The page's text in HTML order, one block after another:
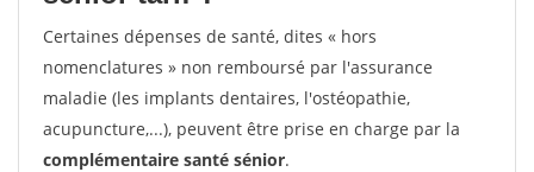
Certaines dépenses de santé, dites « hors
nomenclatures » non remboursé par l'assurance
maladie (les implants dentaires, l'ostéopathie,
acupuncture,...), peuvent être prise en charge par la
complémentaire santé sénior.